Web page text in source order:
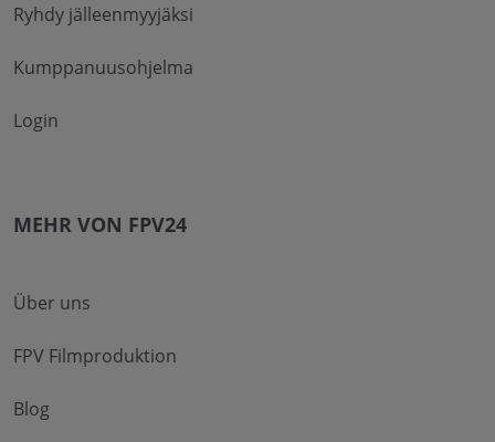
Ryhdy jälleenmyyjäksi
Kumppanuusohjelma
Login
MEHR VON FPV24
Über uns
FPV Filmproduktion
Blog